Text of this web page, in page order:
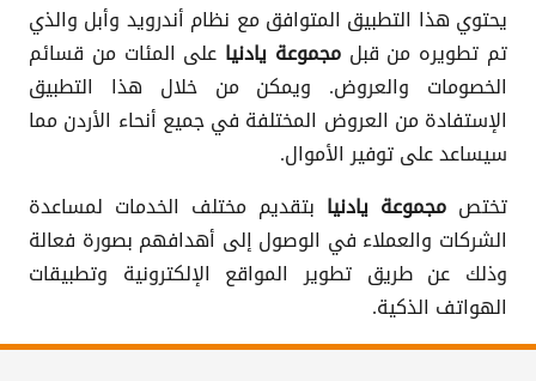
يحتوي هذا التطبيق المتوافق مع نظام أندرويد وأبل والذي
تم تطويره من قبلمجموعة يادنيا على المئات من قسائم
الخصومات والعروض. ويمكن من خلال هذا التطبيق
الإستفادة من العروض المختلفة في جميع أنحاء الأردن مما
سيساعد على توفير الأموال.
تختص مجموعة يادنيا بتقديم مختلف الخدمات لمساعدة
الشركات والعملاء في الوصول إلى أهدافهم بصورة فعالة
وذلك عن طريق تطوير المواقع الإلكترونية وتطبيقات
الهواتف الذكية.